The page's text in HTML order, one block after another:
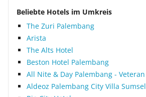
Beliebte Hotels im Umkreis
The Zuri Palembang
Arista
The Alts Hotel
Beston Hotel Palembang
All Nite & Day Palembang - Veteran
Aldeoz Palembang City Villa Sumsel